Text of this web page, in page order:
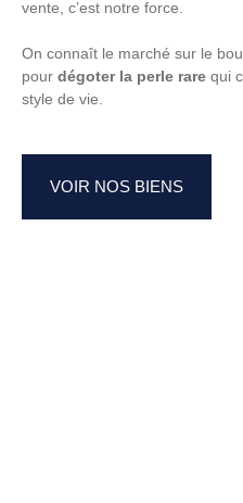
vente, c’est notre force.
On connaît le marché sur le
pour dégoter la perle rare qui
style de vie.
VOIR NOS BIENS